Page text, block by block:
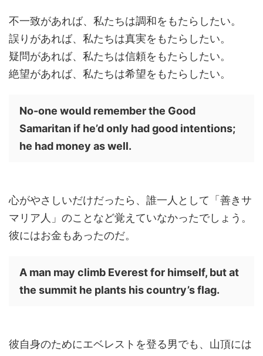
不一致があれば、私たちは調和をもたらしたい。
誤りがあれば、私たちは真実をもたらしたい。
疑問があれば、私たちは信頼をもたらしたい。
絶望があれば、私たちは希望をもたらしたい。
No-one would remember the Good
Samaritan if he’d only had good intentions;
he had money as well.
心がやさしいだけだったら、誰一人として「善きサ
マリア人」のことなど覚えていなかったでしょう。
彼にはお金もあったのだ。
A man may climb Everest for himself, but at
the summit he plants his country’s flag.
彼自身のためにエベレストを登る男でも、山頂には